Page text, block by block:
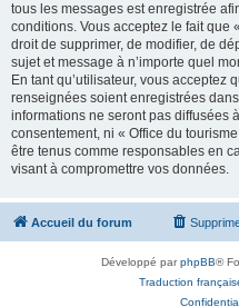
tous les messages est enregistrée
conditions. Vous acceptez le fait que
droit de supprimer, de modifier, de
sujet et message à n’importe quel
En tant qu’utilisateur, vous acceptez
renseignées soient enregistrées
informations ne seront pas diffusées
consentement, ni « Office du
être tenus comme responsables en
visant à compromettre vos données.
Accueil du forum
Développé parphpBB®
Traduction